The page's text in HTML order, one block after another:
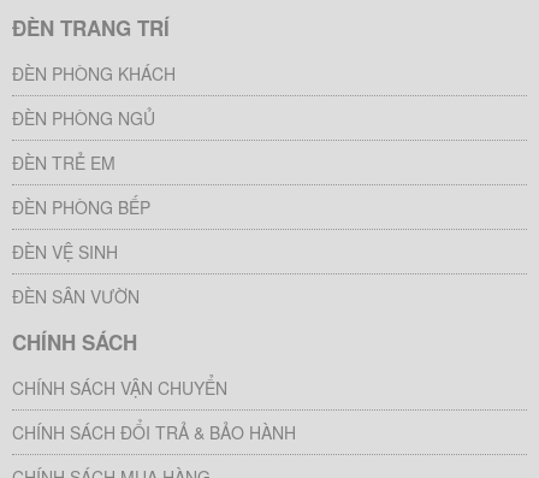
ĐÈN TRANG TRÍ
ĐÈN PHÒNG KHÁCH
ĐÈN PHÒNG NGỦ
ĐÈN TRẺ EM
ĐÈN PHÒNG BẾP
ĐÈN VỆ SINH
ĐÈN SÂN VƯỜN
CHÍNH SÁCH
CHÍNH SÁCH VẬN CHUYỂN
CHÍNH SÁCH ĐỔI TRẢ & BẢO HÀNH